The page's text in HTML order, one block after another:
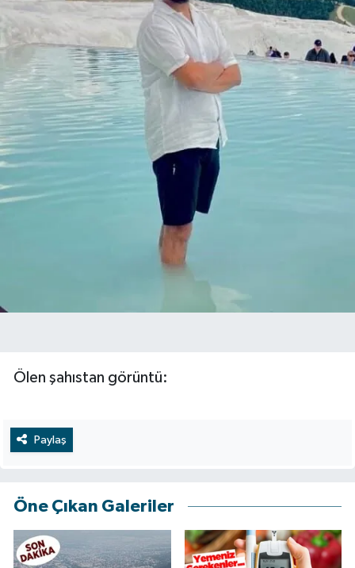
Ölen şahıstan görüntü:
Paylaş
Öne Çıkan Galeriler